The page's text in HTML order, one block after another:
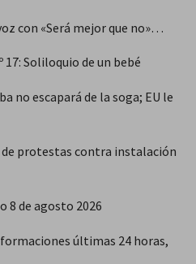
con «Será mejor que no»…
17: Soliloquio de un bebé
no escapará de la soga; EU le
de protestas contra instalación
8 de agosto 2026
últimas 24 horas,